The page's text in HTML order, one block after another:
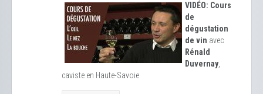
VIDÉO: Cours
de
dégustation
de vin avec
Rénald
Duvernay,
caviste en Haute-Savoie